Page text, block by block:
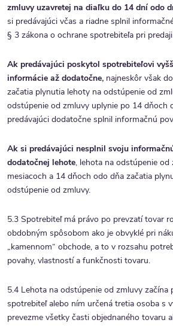
zmluvy uzavretej na diaľku do 14 dní odo
si predávajúci včas a riadne splnil
§ 3 zákona o ochrane spotrebiteľa pri
Ak predávajúci poskytol spotrebiteľovi
informácie až dodatočne, najneskôr však
začatia plynutia lehoty na odstúpenie od
odstúpenie od zmluvy uplynie po 14 dňoch
predávajúci dodatočne splnil informačnú
Ak si predávajúci nesplnil svoju
dodatočnej lehote, lehota na odstúpenie
mesiacoch a 14 dňoch odo dňa začatia
odstúpenie od zmluvy.
5.3 Spotrebiteľ má právo po prevzatí tovar
obdobným spôsobom ako je obvyklé pri
„kamennom“ obchode, a to v rozsahu
povahy, vlastností a funkčnosti tovaru.
5.4 Lehota na odstúpenie od zmluvy začína
spotrebiteľ alebo ním určená tretia osoba s
prevezme všetky časti objednaného tovaru